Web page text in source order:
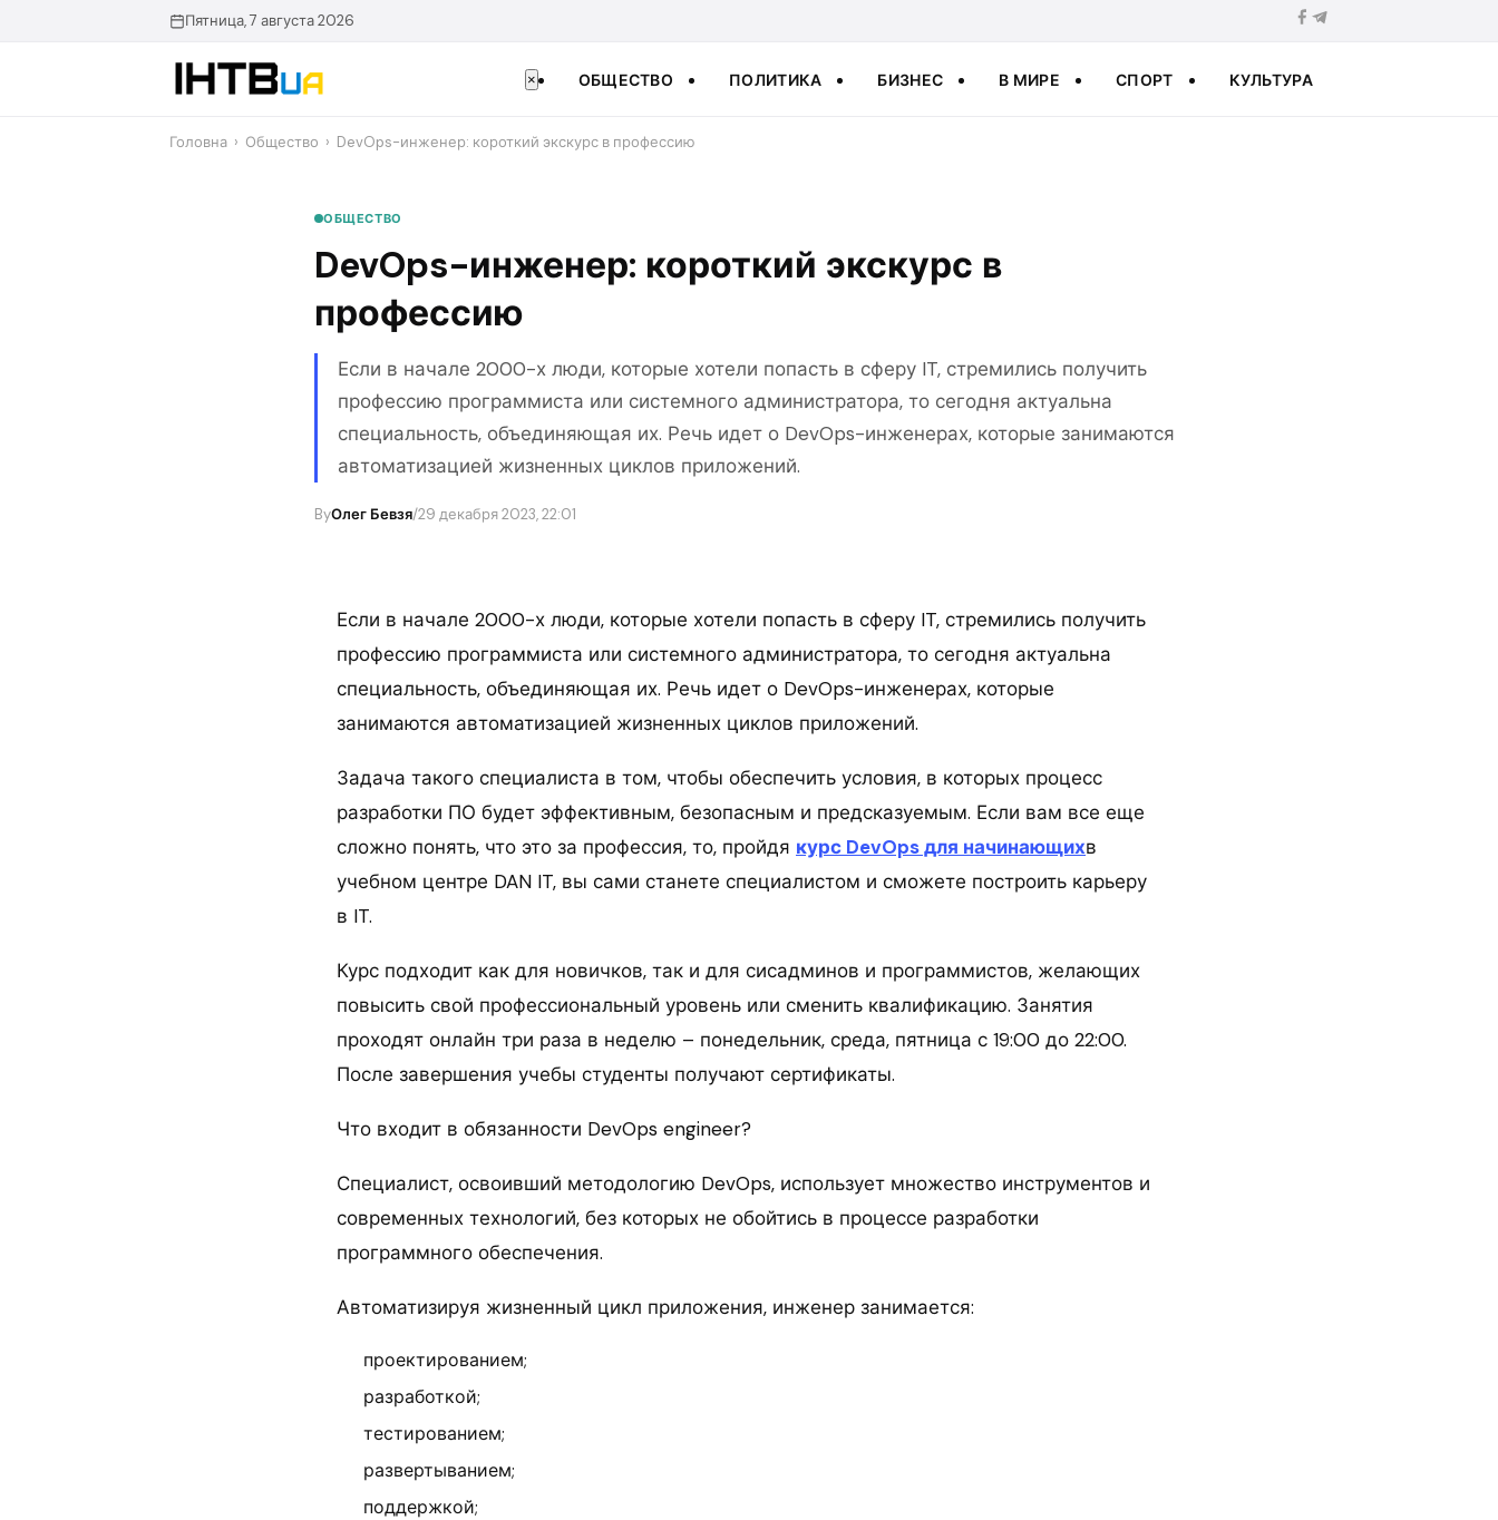
Пятница, 7 августа 2026
× ОБЩЕСТВО ПОЛИТИКА БИЗНЕС В МИРЕ СПОРТ КУЛЬТУРА
Головна › Общество › DevOps-инженер: короткий экскурс в профессию
ОБЩЕСТВО
DevOps-инженер: короткий экскурс в
профессию
Если в начале 2000-х люди, которые хотели попасть в сферу IT, стремились получить
профессию программиста или системного администратора, то сегодня актуальна
специальность, объединяющая их. Речь идет о DevOps-инженерах, которые занимаются
автоматизацией жизненных циклов приложений.
ByОлег Бевзя/29 декабря 2023, 22:01
Если в начале 2000-х люди, которые хотели попасть в сферу IT, стремились получить
профессию программиста или системного администратора, то сегодня актуальна
специальность, объединяющая их. Речь идет о DevOps-инженерах, которые
занимаются автоматизацией жизненных циклов приложений.
Задача такого специалиста в том, чтобы обеспечить условия, в которых процесс
разработки ПО будет эффективным, безопасным и предсказуемым. Если вам все еще
сложно понять, что это за профессия, то, пройдя курс DevOps для начинающихв
учебном центре DAN IT, вы сами станете специалистом и сможете построить карьеру
в IT.
Курс подходит как для новичков, так и для сисадминов и программистов, желающих
повысить свой профессиональный уровень или сменить квалификацию. Занятия
проходят онлайн три раза в неделю – понедельник, среда, пятница с 19:00 до 22:00.
После завершения учебы студенты получают сертификаты.
Что входит в обязанности DevOps engineer?
Специалист, освоивший методологию DevOps, использует множество инструментов и
современных технологий, без которых не обойтись в процессе разработки
программного обеспечения.
Автоматизируя жизненный цикл приложения, инженер занимается:
проектированием;
разработкой;
тестированием;
развертыванием;
поддержкой;